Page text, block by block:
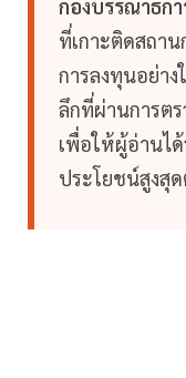
กองบรรณาธิก
ที่เกาะติดสถาน
การลงทุนอย่า
ลึกที่ผ่านการต
เพื่อให้ผู้อ่านไ
ประโยชน์สูงสุ